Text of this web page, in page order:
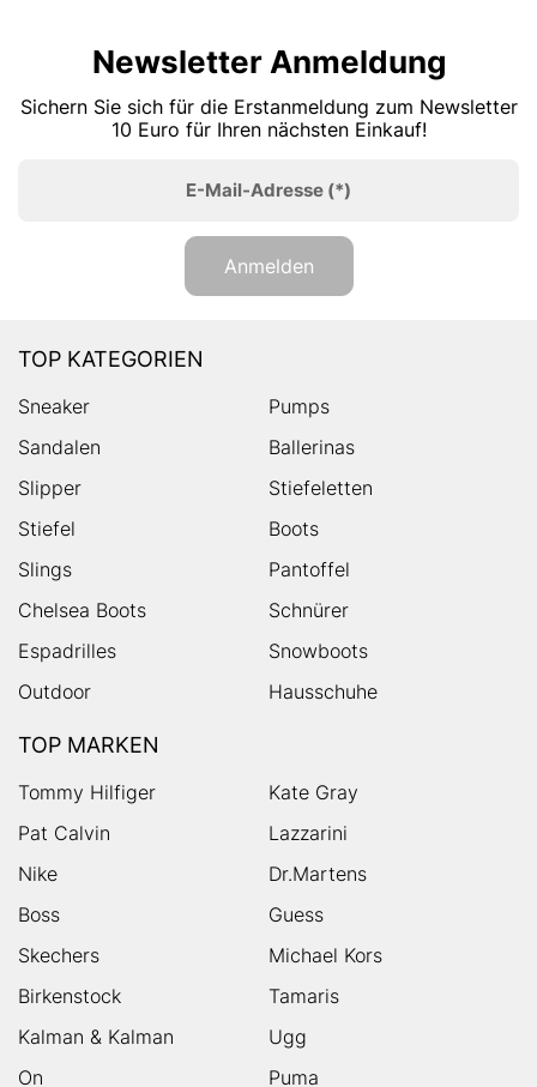
Newsletter Anmeldung
Sichern Sie sich für die Erstanmeldung zum Newsletter
10 Euro für Ihren nächsten Einkauf!
E-Mail-Adresse (*)
Anmelden
TOP KATEGORIEN
Sneaker
Pumps
Sandalen
Ballerinas
Slipper
Stiefeletten
Stiefel
Boots
Slings
Pantoffel
Chelsea Boots
Schnürer
Espadrilles
Snowboots
Outdoor
Hausschuhe
TOP MARKEN
Tommy Hilfiger
Kate Gray
Pat Calvin
Lazzarini
Nike
Dr.Martens
Boss
Guess
Skechers
Michael Kors
Birkenstock
Tamaris
Kalman & Kalman
Ugg
On
Puma